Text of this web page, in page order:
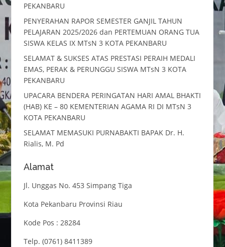
PEKANBARU
PENYERAHAN RAPOR SEMESTER GANJIL TAHUN
PELAJARAN 2025/2026 dan PERTEMUAN ORANG TUA
SISWA KELAS IX MTsN 3 KOTA PEKANBARU
SELAMAT & SUKSES ATAS PRESTASI PERAIH MEDALI
EMAS, PERAK & PERUNGGU SISWA MTsN 3 KOTA
PEKANBARU
UPACARA BENDERA PERINGATAN HARI AMAL BHAKTI
(HAB) KE – 80 KEMENTERIAN AGAMA RI DI MTsN 3
KOTA PEKANBARU
SELAMAT MEMASUKI PURNABAKTI BAPAK Dr. H.
Rialis, M. Pd
Alamat
Jl. Unggas No. 453 Simpang Tiga
Kota Pekanbaru Provinsi Riau
Kode Pos : 28284
Telp. (0761) 8411389